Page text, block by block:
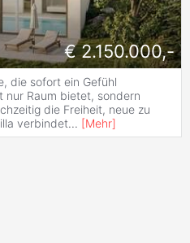
€ 2.150.000,-
die sofort ein Gefühl
nur Raum bietet, sondern
die Freiheit, neue zu
verbindet... [Mehr]